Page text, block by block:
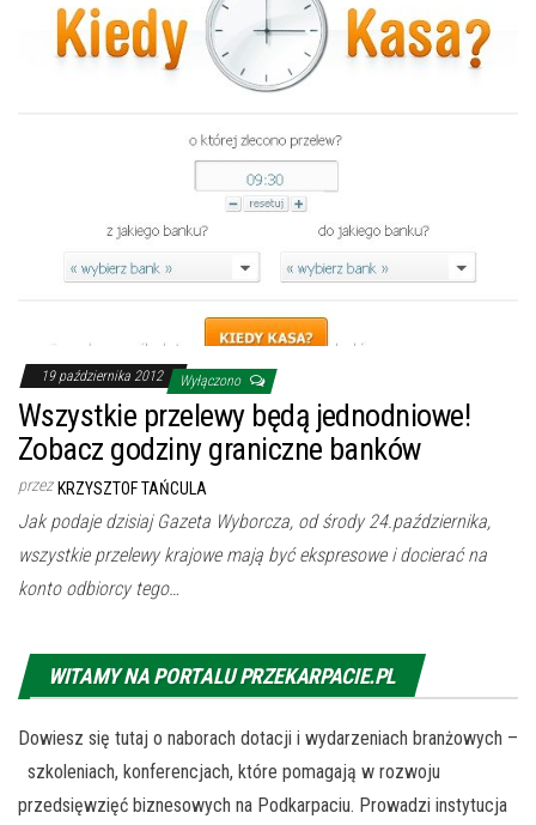
19 października 2012 Wyłączono
Wszystkie przelewy będą jednodniowe!
Zobacz godziny graniczne banków
przez KRZYSZTOF TAŃCULA
Jak podaje dzisiaj Gazeta Wyborcza, od środy 24.października,
wszystkie przelewy krajowe mają być ekspresowe i docierać na
konto odbiorcy tego…
WITAMY NA PORTALU PRZEKARPACIE.PL
Dowiesz się tutaj o naborach dotacji i wydarzeniach branżowych –
szkoleniach, konferencjach, które pomagają w rozwoju
przedsięwzięć biznesowych na Podkarpaciu. Prowadzi instytucja